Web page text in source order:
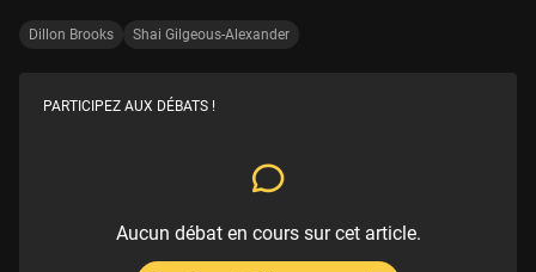
Dillon Brooks Shai Gilgeous-Alexander
PARTICIPEZ AUX DÉBATS !
Aucun débat en cours sur cet article.